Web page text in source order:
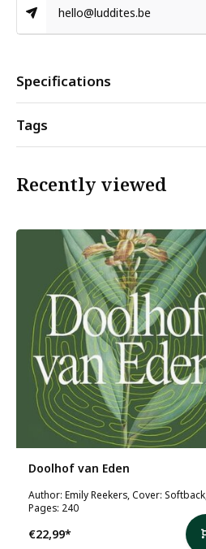
hello@luddites.be
Specifications
Tags
Recently viewed
Doolhof van Eden
Author: Emily Reekers, Cover: Softback,
Pages: 240
€22,99*